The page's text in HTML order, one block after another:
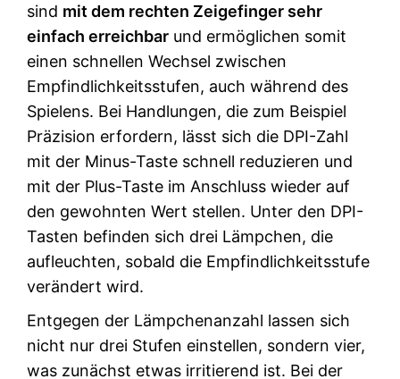
sind mit dem rechten Zeigefinger sehr
einfach erreichbar und ermöglichen somit
einen schnellen Wechsel zwischen
Empfindlichkeitsstufen, auch während des
Spielens. Bei Handlungen, die zum Beispiel
Präzision erfordern, lässt sich die DPI-Zahl
mit der Minus-Taste schnell reduzieren und
mit der Plus-Taste im Anschluss wieder auf
den gewohnten Wert stellen. Unter den DPI-
Tasten befinden sich drei Lämpchen, die
aufleuchten, sobald die Empfindlichkeitsstufe
verändert wird.
Entgegen der Lämpchenanzahl lassen sich
nicht nur drei Stufen einstellen, sondern vier,
was zunächst etwas irritierend ist. Bei der